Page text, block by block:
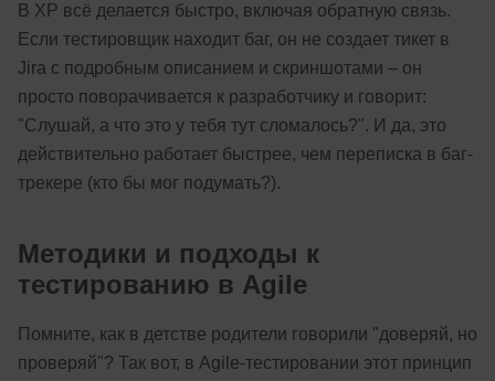
В XP всё делается быстро, включая обратную связь.
Если тестировщик находит баг, он не создает тикет в
Jira с подробным описанием и скриншотами – он
просто поворачивается к разработчику и говорит:
"Слушай, а что это у тебя тут сломалось?". И да, это
действительно работает быстрее, чем переписка в баг-
трекере (кто бы мог подумать?).
Методики и подходы к
тестированию в Agile
Помните, как в детстве родители говорили "доверяй, но
проверяй"? Так вот, в Agile-тестировании этот принцип